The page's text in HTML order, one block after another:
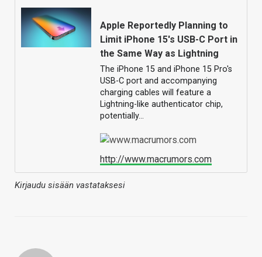
Apple Reportedly Planning to
Limit iPhone 15's USB-C Port in
the Same Way as Lightning
The iPhone 15 and iPhone 15 Pro's
USB-C port and accompanying
charging cables will feature a
Lightning-like authenticator chip,
potentially…
http://www.macrumors.com
Kirjaudu sisään vastataksesi